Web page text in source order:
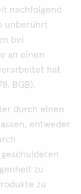
nachfolgend
unberührt
bei
an einen
hat
BGB).
durch einen
entweder
zu
zu